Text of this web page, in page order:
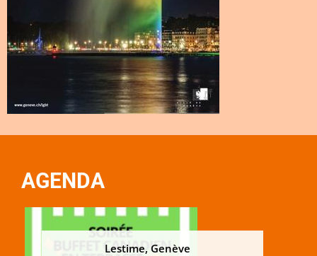
AGENDA
Lestime, Genève